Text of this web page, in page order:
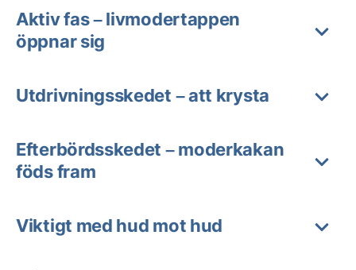
Aktiv fas – livmodertappen
öppnar sig
Utdrivningsskedet – att krysta
Efterbördsskedet – moderkakan
föds fram
Viktigt med hud mot hud